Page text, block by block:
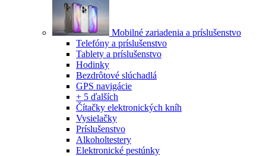
Mobilné zariadenia a príslušenstvo
Telefóny a príslušenstvo
Tablety a príslušenstvo
Hodinky
Bezdrôtové slúchadlá
GPS navigácie
+ 5 ďalších
Čítačky elektronických kníh
Vysielačky
Príslušenstvo
Alkoholtestery
Elektronické pestúnky